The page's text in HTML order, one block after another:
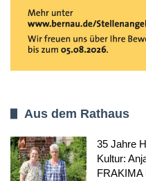
Aus dem Rathaus
35 Jahre
Kultur:
FRAKIMA